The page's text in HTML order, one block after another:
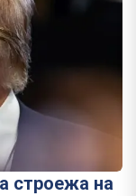
строежа на